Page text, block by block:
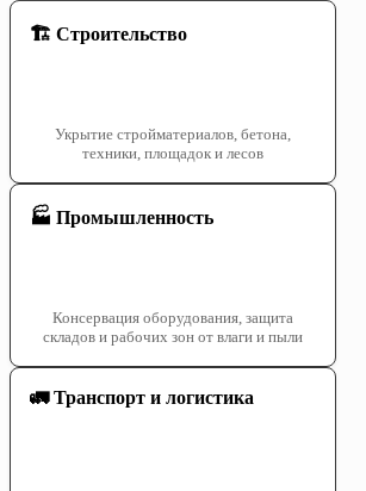
🏗️ Строительство
Укрытие стройматериалов, бетона,
техники, площадок и лесов
🏭 Промышленность
Консервация оборудования, защита
складов и рабочих зон от влаги и пыли
🚛 Транспорт и логистика